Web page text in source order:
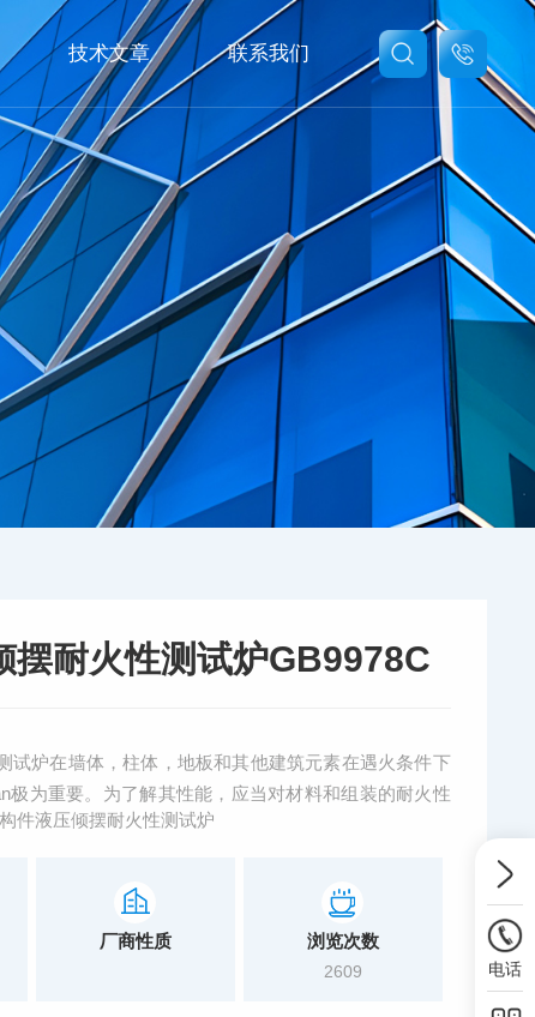
技术文章 联系我们
联系我们
在线留言
摆耐火性测试炉GB9978C
试炉在墙体，柱体，地板和其他建筑元素在遇火条件下
极为重要。为了解其性能，应当对材料和组装的耐火性
件液压倾摆耐火性测试炉
厂商性质 浏览次数
2609 电话